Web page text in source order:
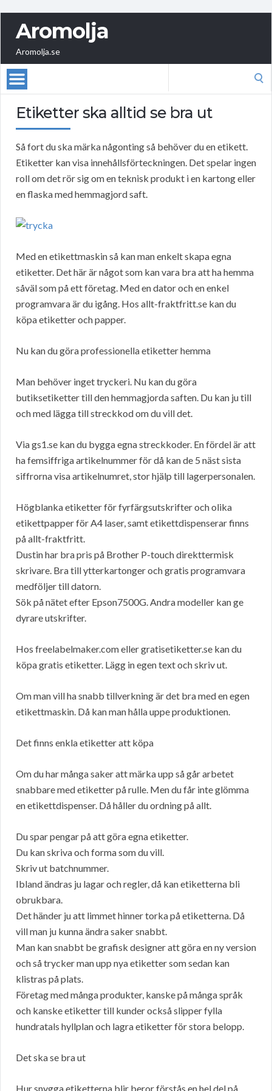
Aromolja
Aromolja.se
Etiketter ska alltid se bra ut
Så fort du ska märka någonting så behöver du en etikett.
Etiketter kan visa innehållsförteckningen. Det spelar ingen
roll om det rör sig om en teknisk produkt i en kartong eller
en flaska med hemmagjord saft.
Med en etikettmaskin så kan man enkelt skapa egna
etiketter. Det här är något som kan vara bra att ha hemma
såväl som på ett företag. Med en dator och en enkel
programvara är du igång. Hos allt-fraktfritt.se kan du
köpa etiketter och papper.
Nu kan du göra professionella etiketter hemma
Man behöver inget tryckeri. Nu kan du göra
butiksetiketter till den hemmagjorda saften. Du kan ju till
och med lägga till streckkod om du vill det.
Via gs1.se kan du bygga egna streckkoder. En fördel är att
ha femsiffriga artikelnummer för då kan de 5 näst sista
siffrorna visa artikelnumret, stor hjälp till lagerpersonalen.
Högblanka etiketter för fyrfärgsutskrifter och olika
etikettpapper för A4 laser, samt etikettdispenserar finns
på allt-fraktfritt.
Dustin har bra pris på Brother P-touch direkttermisk
skrivare. Bra till ytterkartonger och gratis programvara
medföljer till datorn.
Sök på nätet efter Epson7500G. Andra modeller kan ge
dyrare utskrifter.
Hos freelabelmaker.com eller gratisetiketter.se kan du
köpa gratis etiketter. Lägg in egen text och skriv ut.
Om man vill ha snabb tillverkning är det bra med en egen
etikettmaskin. Då kan man hålla uppe produktionen.
Det finns enkla etiketter att köpa
Om du har många saker att märka upp så går arbetet
snabbare med etiketter på rulle. Men du får inte glömma
en etikettdispenser. Då håller du ordning på allt.
Du spar pengar på att göra egna etiketter.
Du kan skriva och forma som du vill.
Skriv ut batchnummer.
Ibland ändras ju lagar och regler, då kan etiketterna bli
obrukbara.
Det händer ju att limmet hinner torka på etiketterna. Då
vill man ju kunna ändra saker snabbt.
Man kan snabbt be grafisk designer att göra en ny version
och så trycker man upp nya etiketter som sedan kan
klistras på plats.
Företag med många produkter, kanske på många språk
och kanske etiketter till kunder också slipper fylla
hundratals hyllplan och lagra etiketter för stora belopp.
Det ska se bra ut
Hur snygga etiketterna blir beror förstås en hel del på